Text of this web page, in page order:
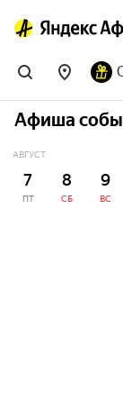
Афиша
АВГУСТ
7
ПТ
8
СБ
9
ВС